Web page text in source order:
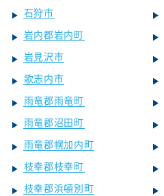
石狩市
岩内郡岩内町
岩見沢市
歌志内市
雨竜郡雨竜町
雨竜郡沼田町
雨竜郡幌加内町
枝幸郡枝幸町
枝幸郡浜頓別町